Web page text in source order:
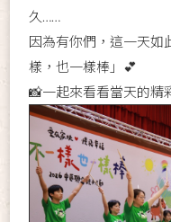
久……
因為有你們，這一天如
樣，也一樣棒」💕
📸一起來看看當天的精